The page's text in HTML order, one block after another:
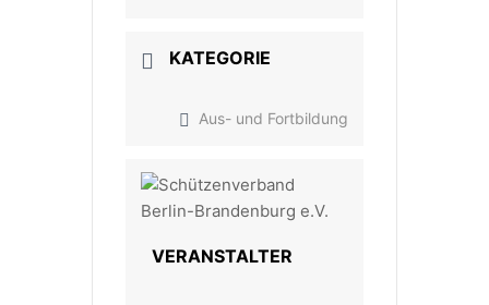
KATEGORIE
Aus- und Fortbildung
VERANSTALTER